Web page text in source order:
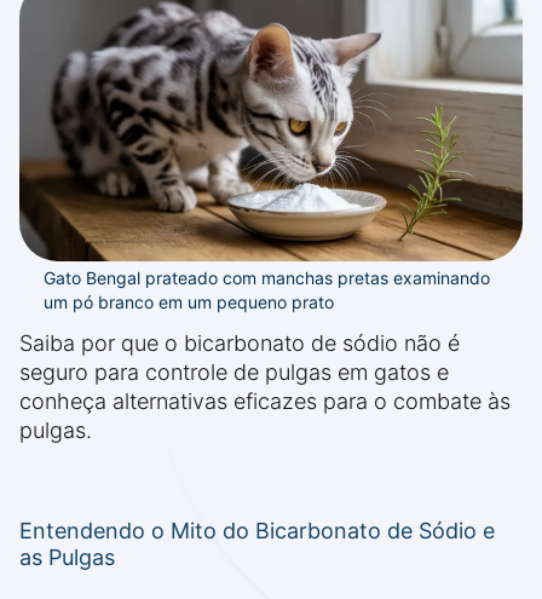
Gato Bengal prateado com manchas pretas examinando
um pó branco em um pequeno prato
Saiba por que o bicarbonato de sódio não é
seguro para controle de pulgas em gatos e
conheça alternativas eficazes para o combate às
pulgas.
Entendendo o Mito do Bicarbonato de Sódio e
as Pulgas